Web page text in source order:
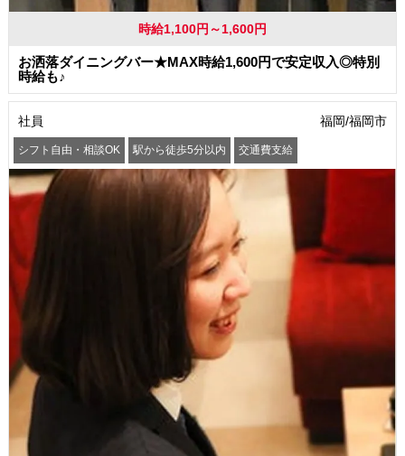
時給1,100円～1,600円
お洒落ダイニングバー★MAX時給1,600円で安定収入◎特別
時給も♪
社員 福岡/福岡市
シフト自由・相談OK 駅から徒歩5分以内 交通費支給